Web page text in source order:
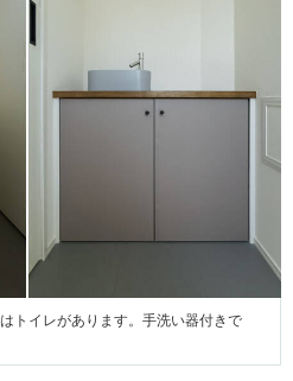
トイレがあります。手洗い器付きで